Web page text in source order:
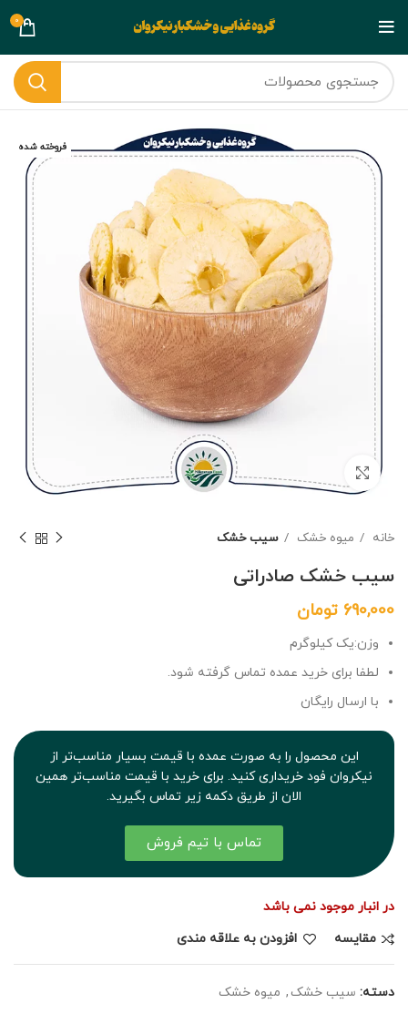
0
فروخته شده
برای بزرگنمایی کلیک کنید
خانه میوه خشک سیب خشک
سیب خشک صادراتی
690,000 تومان
وزن:‌یک کیلوگرم
لطفا برای خرید عمده تماس گرفته شود.
با ارسال رایگان
این محصول را به صورت عمده با قیمت بسیار مناسب‌تر از
نیکروان فود خریداری کنید. برای خرید با قیمت مناسب‌تر همین
الان از طریق دکمه زیر تماس بگیرید.
تماس با تیم فروش
در انبار موجود نمی باشد
مقايسه
افزودن به علاقه مندی
دسته: سیب خشک , میوه خشک